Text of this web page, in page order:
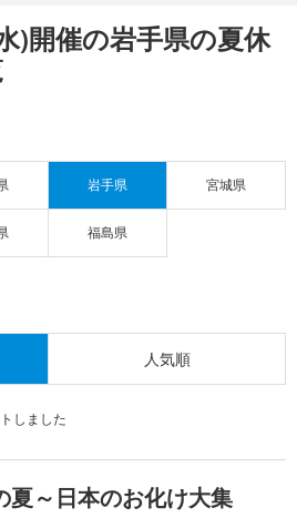
)開催の岩手県の夏休
岩手県 宮城県
福島県
人気順
しました
夏～日本のお化け大集